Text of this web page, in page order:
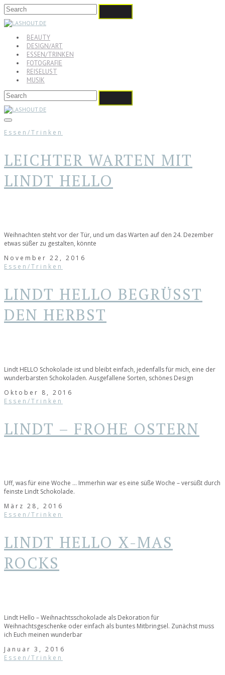
BEAUTY
DESIGN/ART
ESSEN/TRINKEN
FOTOGRAFIE
REISELUST
MUSIK
Essen/Trinken
LEICHTER WARTEN MIT
LINDT HELLO
Weihnachten steht vor der Tür, und um das Warten auf den 24. Dezember
etwas süßer zu gestalten, könnte
November 22, 2016
Essen/Trinken
LINDT HELLO BEGRÜSST D
EN HERBST
Lindt HELLO Schokolade ist und bleibt einfach, jedenfalls für mich, eine der
wunderbarsten Schokoladen. Ausgefallene Sorten, schönes Design
Oktober 8, 2016
Essen/Trinken
LINDT – FROHE OSTERN
Uff, was für eine Woche … Immerhin war es eine süße Woche – versüßt durch
feinste Lindt Schokolade.
März 28, 2016
Essen/Trinken
LINDT HELLO X-MAS
ROCKS
Lindt Hello – Weihnachtsschokolade als Dekoration für
Weihnachtsgeschenke oder einfach als buntes Mitbringsel. Zunächst muss
ich Euch meinen wunderbar
Januar 3, 2016
Essen/Trinken